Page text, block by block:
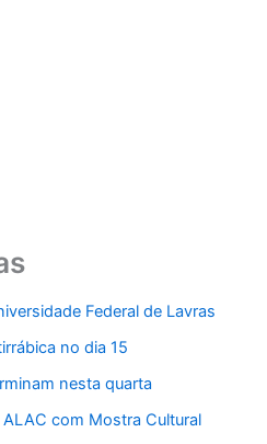
Federal de Lavras
no dia 15
nesta quarta
com Mostra Cultural